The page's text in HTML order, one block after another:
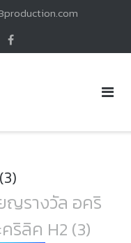
ญรางวัล อคริ
ริลิค H2 (3)